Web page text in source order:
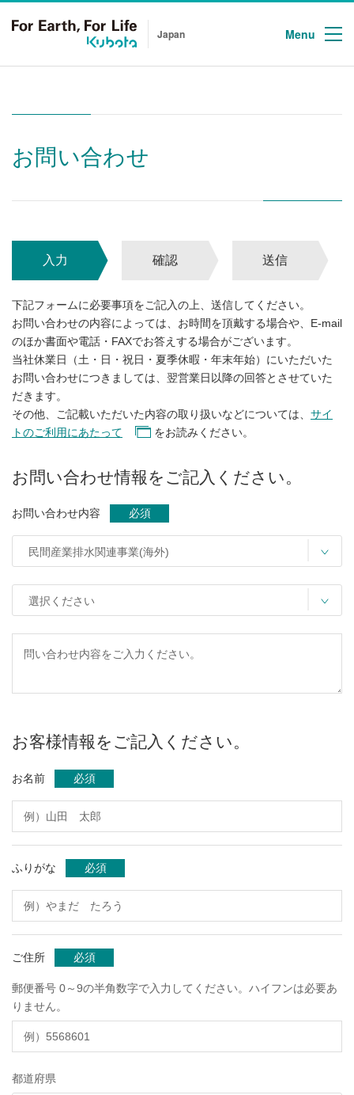
Japan Menu
お問い合わせ
入力 確認 送信
下記フォームに必要事項をご記入の上、送信してください。
お問い合わせの内容によっては、お時間を頂戴する場合や、E-mail
のほか書面や電話・FAXでお答えする場合がございます。
当社休業日（土・日・祝日・夏季休暇・年末年始）にいただいた
お問い合わせにつきましては、翌営業日以降の回答とさせていた
だきます。
その他、ご記載いただいた内容の取り扱いなどについては、 サイ
トのご利用にあたって
をお読みください。
お問い合わせ情報をご記入ください。
お問い合わせ内容 必須
お客様情報をご記入ください。
お名前 必須
ふりがな 必須
ご住所 必須
郵便番号 0～9の半角数字で入力してください。ハイフンは必要あ
りません。
都道府県